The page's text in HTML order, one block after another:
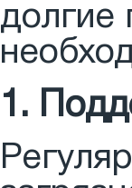
долгие
1.